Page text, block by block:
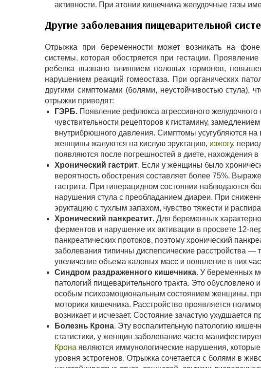
активности. При атонии кишечника желудочные газы
Другие заболевания пищеварительной
Отрыжка при беременности может возникать на фоне
системы, которая обостряется при гестации.
ребенка вызвано влиянием половых гормонов,
нарушением реакций гомеостаза. При органических
другими симптомами (болями, неустойчивостью стула),
отрыжки приводят:
ГЭРБ. Появление рефлюкса агрессивного
чувствительности рецепторов к гистамину,
внутрибрюшного давления. Симптомы усугубляются на
женщины жалуются на кислую эруктацию, изжогу,
появляются после погрешностей в диете, нахождения
Хронический гастрит. Если у женщины было
вероятность обострения составляет более 75%.
гастрита. При гиперацидном состоянии наблюдаются
нарушения стула с преобладанием диареи. При
эруктацию с тухлым запахом, чувство тяжести и
Хронический панкреатит. Для беременных
ферментов и нарушение их активации в просвете 12-
панкреатических протоков, поэтому хронический
заболевания типичны диспепсические расстройства —
увеличение объема каловых масс и появление в них
Синдром раздраженного кишечника. У беременных
патологий пищеварительного тракта. Это обусловлено
особым психоэмоциональным состоянием женщины,
моторики кишечника. Расстройство проявляется
возникает и исчезает. Состояние зачастую ухудшается
Болезнь Крона. Эту воспалительную патологию
статистики, у женщин заболевание часто
Крона являются иммунологические нарушения,
уровня эстрогенов. Отрыжка сочетается с болями в